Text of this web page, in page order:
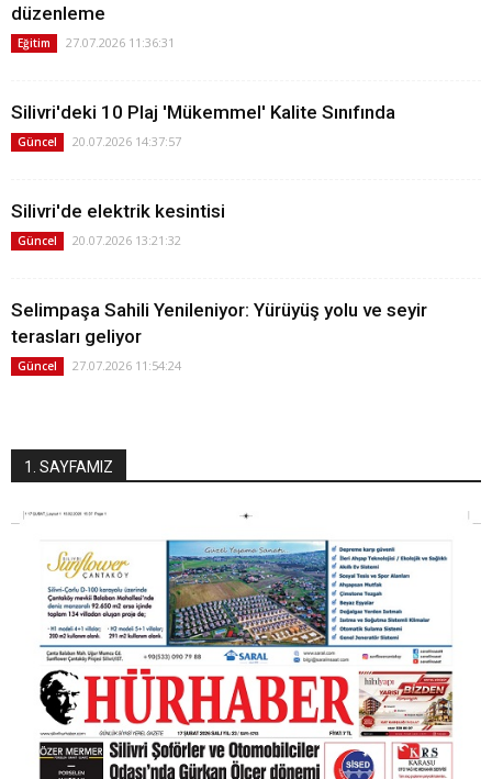
düzenleme
Eğitim 27.07.2026 11:36:31
Silivri'deki 10 Plaj 'Mükemmel' Kalite Sınıfında
Güncel 20.07.2026 14:37:57
Silivri'de elektrik kesintisi
Güncel 20.07.2026 13:21:32
Selimpaşa Sahili Yenileniyor: Yürüyüş yolu ve seyir
terasları geliyor
Güncel 27.07.2026 11:54:24
1. SAYFAMIZ